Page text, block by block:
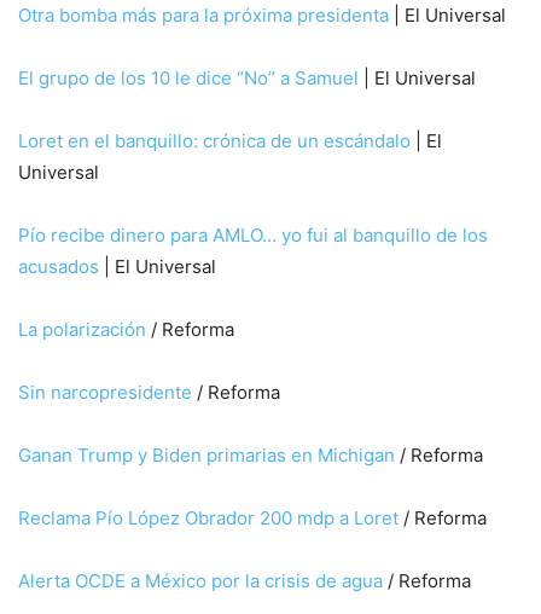
Otra bomba más para la próxima presidenta | El Universal
El grupo de los 10 le dice “No” a Samuel | El Universal
Loret en el banquillo: crónica de un escándalo | El
Universal
Pío recibe dinero para AMLO… yo fui al banquillo de los
acusados | El Universal
La polarización / Reforma
Sin narcopresidente / Reforma
Ganan Trump y Biden primarias en Michigan / Reforma
Reclama Pío López Obrador 200 mdp a Loret / Reforma
Alerta OCDE a México por la crisis de agua / Reforma